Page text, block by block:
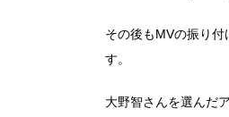
その後もMVの振り
す。
大野智さんを選んだ